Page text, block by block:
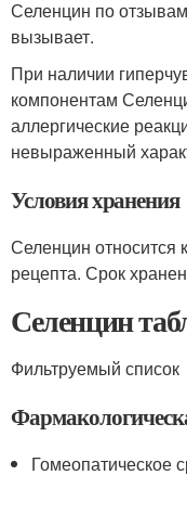
Селенцин по
вызывает.
При наличии
компонентам
аллергические
невыраженный
Условия хранения
Селенцин относится
рецепта. Срок
Селенцин
Фильтруемый список
Гомеопатическое